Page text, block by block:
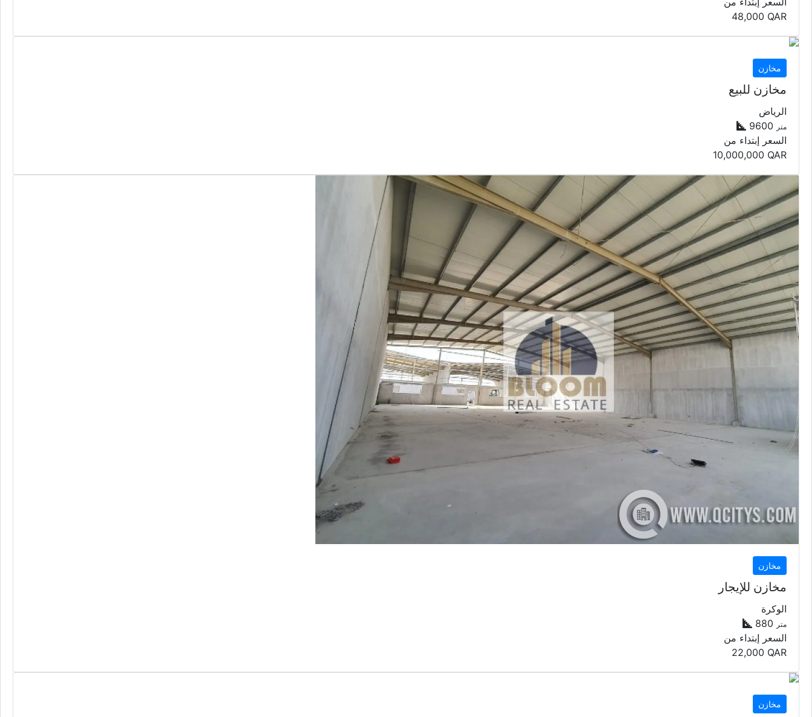
48,000 QAR
مخازن
مخازن للبيع
الرياض
9600
متر
السعر إبتداء من
10,000,000 QAR
مخازن
مخازن للإيجار
الوكرة
880
متر
السعر إبتداء من
22,000 QAR
مخازن